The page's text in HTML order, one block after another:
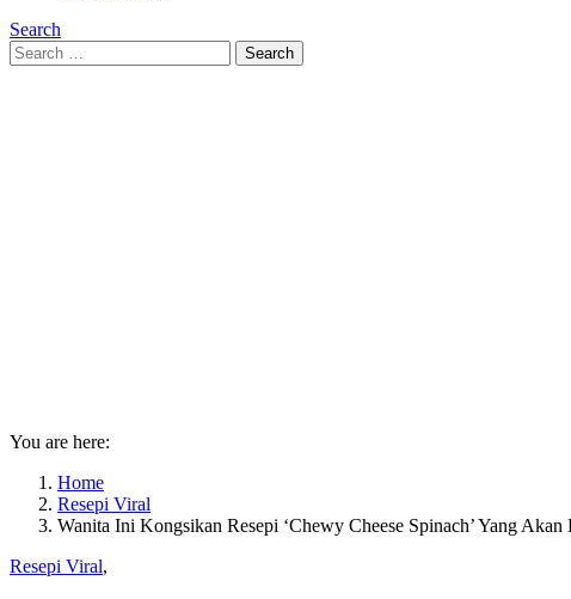
Search
Search
for:
Search
You are here:
Home
Resepi Viral
Wanita Ini Kongsikan Resepi ‘Chewy Cheese Spinach’ Yang
Resepi Viral,